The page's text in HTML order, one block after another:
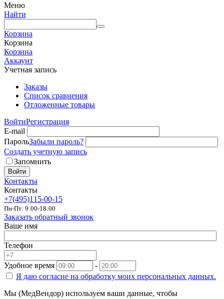
Меню
Найти
Корзина
Корзина
Корзина
Аккаунт
Учетная запись
Заказы
Список сравнения
Отложенные товары
ВойтиРегистрация
E-mail
ПарольЗабыли пароль?
Создать учетную запись
Запомнить
Войти
Контакты
Контакты
+7(495)115-00-15
Пн-Пт: 9:00-18:00
Заказать обратный звонок
Ваше имя
Телефон
Удобное время
-
Я даю согласие на обработку моих персональных данных.
Мы (МедВендор) используем ваши данные, чтобы